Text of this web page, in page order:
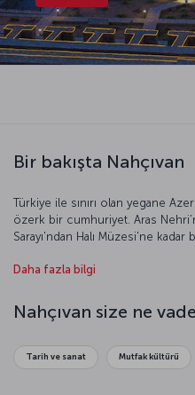
Bir bakışta Nahçıvan
Türkiye ile sınırı olan yegane
özerk bir cumhuriyet. Aras
Sarayı'ndan Halı Müzesi'ne
eserlerin yuvası. Yerin 180 metre
bronşit hastalarının uğrak
zengin doğal kaynaklara ev
Daha fazla bilgi
Nahçıvan size ne
Tarih ve sanat Mutfak kültürü